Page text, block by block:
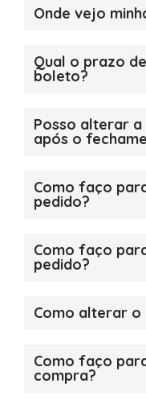
Onde vejo
Qual o prazo
boleto?
Posso alterar
após o
Como faço
pedido?
Como faço
pedido?
Como alterar o
Como faço
compra?